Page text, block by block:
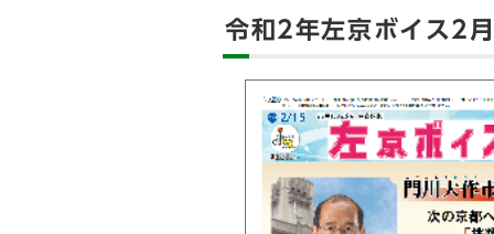
令和2年左京ボイス2